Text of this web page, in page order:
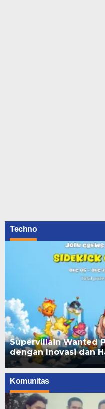
Techno
Supervillain Wanted
dengan Inovasi dan
Komunitas